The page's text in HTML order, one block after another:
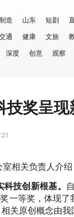
造 山东 短剧
通 健康 文旅
深度 创意 观察
奖呈现
相关负责人介
技创新根基。
一等奖，体现
关原创概念由